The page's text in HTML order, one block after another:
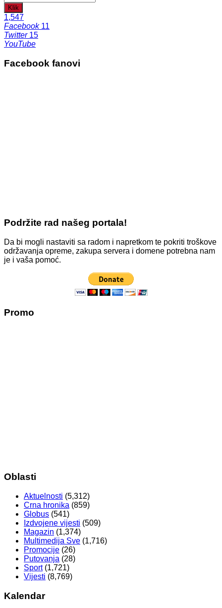
Klik
1,547
Facebook 11
Twitter 15
YouTube
Facebook fanovi
Podržite rad našeg portala!
Da bi mogli nastaviti sa radom i napretkom te pokriti troškove
održavanja opreme, zakupa servera i domene potrebna nam
je i vaša pomoć.
Promo
Oblasti
Aktuelnosti (5,312)
Crna hronika (859)
Globus (541)
Izdvojene vijesti (509)
Magazin (1,374)
Multimedija Sve (1,716)
Promocije (26)
Putovanja (28)
Sport(1,721)
Vijesti (8,769)
Kalendar